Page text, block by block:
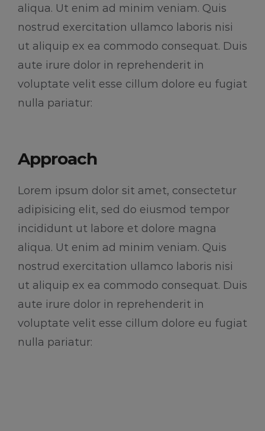
aliqua. Ut enim ad minim veniam. Quis
nostrud exercitation ullamco laboris nisi
ut aliquip ex ea commodo consequat. Duis
aute irure dolor in reprehenderit in
voluptate velit esse cillum dolore eu fugiat
nulla pariatur:
Approach
Lorem ipsum dolor sit amet, consectetur
adipisicing elit, sed do eiusmod tempor
incididunt ut labore et dolore magna
aliqua. Ut enim ad minim veniam. Quis
nostrud exercitation ullamco laboris nisi
ut aliquip ex ea commodo consequat. Duis
aute irure dolor in reprehenderit in
voluptate velit esse cillum dolore eu fugiat
nulla pariatur: